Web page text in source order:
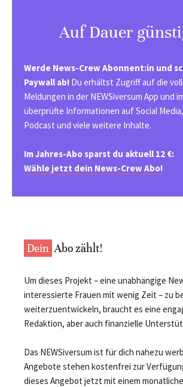
Auf Dauer
Werde News-Crew Abonnent:in und
Paywall ab! Du erhältst Zugriff auf die
Meldungen in der NEWSiversum App und
überprüfte Informationen auf Social
Podcast und viele weitere Inhalte.
Im Jahres-Abo sparst du aktuell 12 €:
Wähle jetzt dein News-Crew Abo!
Dein Abo zählt!
Um dieses Projekt – eine unabhängige
interessierte Frauen mit wenig Zeit – zu
weiterzuentwickeln, braucht es eine
Redaktion, aber auch finanzielle
Das NEWSiversum ist für dich nahezu
Angebote stehen kostenfrei zur
dieses Angebot jetzt mit einem